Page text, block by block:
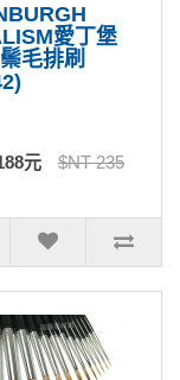
愛丁堡
毛排刷
元
$NT 235